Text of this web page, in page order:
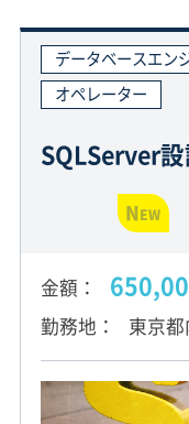
データベースエン
オペレーター
SQLServer
NEW
金額
勤務地 東京